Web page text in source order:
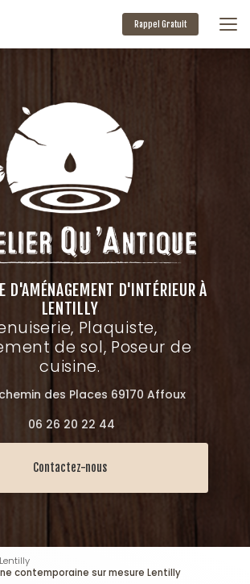
Rappel Gratuit
D'AMÉNAGEMENT D'INTÉRIEUR À
LENTILLY
Plaquiste,
de sol, Poseur de
cuisine.
des Places 69170 Affoux
06 26 20 22 44
Contactez-nous
Lentilly
contemporaine sur mesure Lentilly